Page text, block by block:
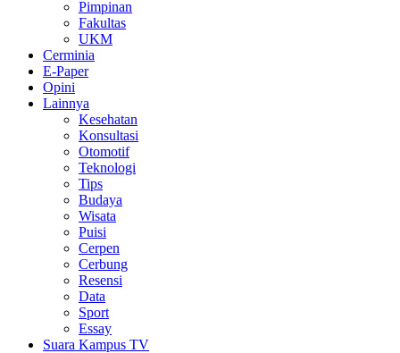
Pimpinan
Fakultas
UKM
Cerminia
E-Paper
Opini
Lainnya
Kesehatan
Konsultasi
Otomotif
Teknologi
Tips
Budaya
Wisata
Puisi
Cerpen
Cerbung
Resensi
Data
Sport
Essay
Suara Kampus TV